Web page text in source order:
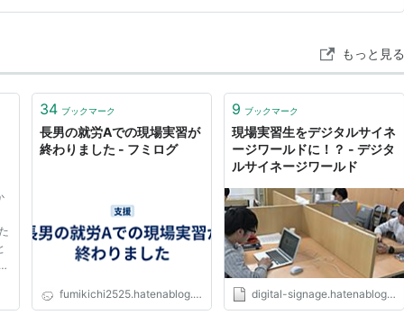
もっと見る
34 ブックマーク
長男の就労Aでの現場実習が
終わりました - フミログ
fumikichi2525.hatenablog.com
9 ブックマーク
現場実習生をデジタルサイネ
ージワールドに！？ - デジタ
ルサイネージワールド
digital-signage.hatenablog.jp